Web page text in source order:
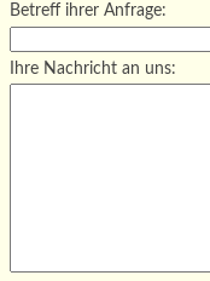
Betreff ihrer Anfrage:
Ihre Nachricht an uns: